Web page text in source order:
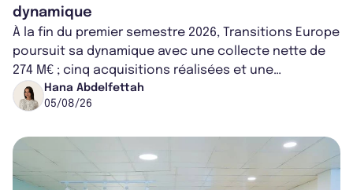
dynamique
À la fin du premier semestre 2026, Transitions Europe
poursuit sa dynamique avec une collecte nette de
274 M€ ; cinq acquisitions réalisées et une
capitalisation portée à 1,38 Md€....
Hana Abdelfettah
05/08/26